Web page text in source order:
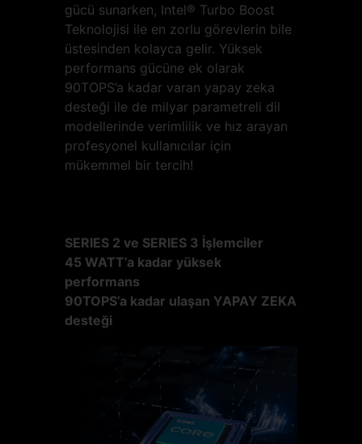
gücü sunarken, Intel® Turbo Boost
Teknolojisi ile en zorlu görevlerin bile
üstesinden kolayca gelir. Yüksek
performans gücüne ek olarak
90TOPS’a kadar varan yapay zeka
desteği ile de milyar parametreli dil
modellerinde verimlilik ve hız arayan
profesyonel kullanıcılar için
mükemmel bir tercih!
SERIES 2 ve SERIES 3 İşlemciler
45 WATT’a kadar yüksek
performans
90TOPS’a kadar ulaşan YAPAY ZEKA
desteği